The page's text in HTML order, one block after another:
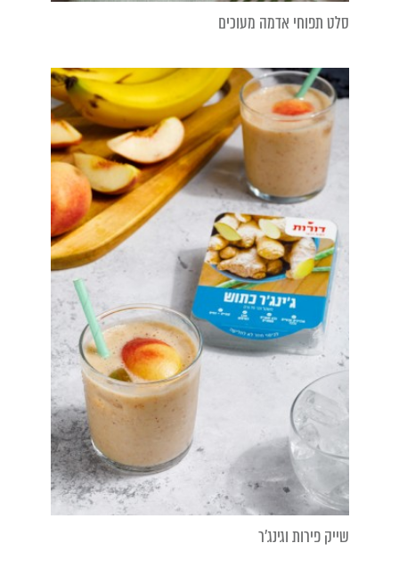
סלט תפוחי אדמה מעוכים
שייק פירות וגינג'ר